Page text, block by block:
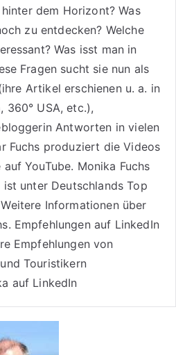
dem Horizont? Was
zu entdecken? Welche
Was isst man in
Fragen sucht sie nun als
Artikel erschienen u. a. in
360° USA, etc.),
Antworten in vielen
Fuchs produziert die Videos
aufYouTube. Monika Fuchs
ist unter Deutschlands Top
Weitere Informationen über
. Empfehlungen auf LinkedIn
Empfehlungen von
Touristikern
auf LinkedIn